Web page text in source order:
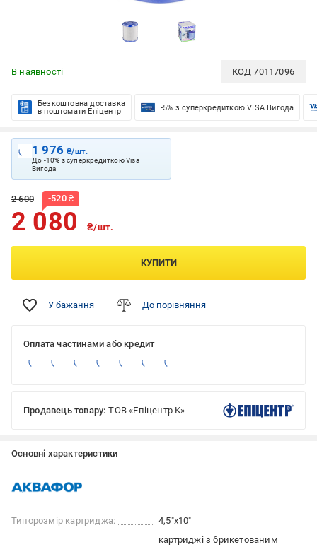
В наявності КОД70117096
Безкоштовна доставка
в поштомати Епіцентр
-5% з суперкредиткою VISA Вигода
1 976₴/шт.
До -10% з суперкредиткою Visa
Вигода
2 600 -520₴
2 080 ₴/шт.
КУПИТИ
У бажання До порівняння
Оплата частинами або кредит
Продавець товару: ТОВ «Епіцентр К»
Основні характеристики
Типорозмір картриджа: 4,5"x10"
картриджі з брикетованим